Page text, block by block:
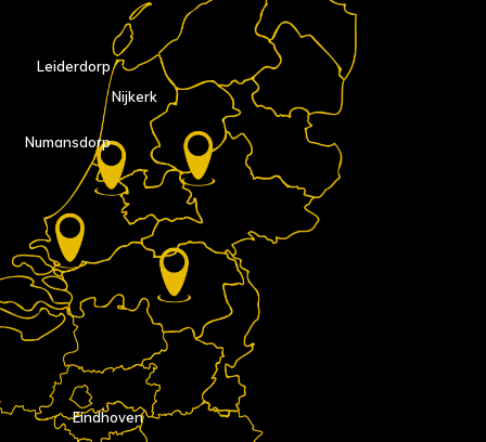
Eindhoven
Nijkerk
Numansdorp
Leiderdorp